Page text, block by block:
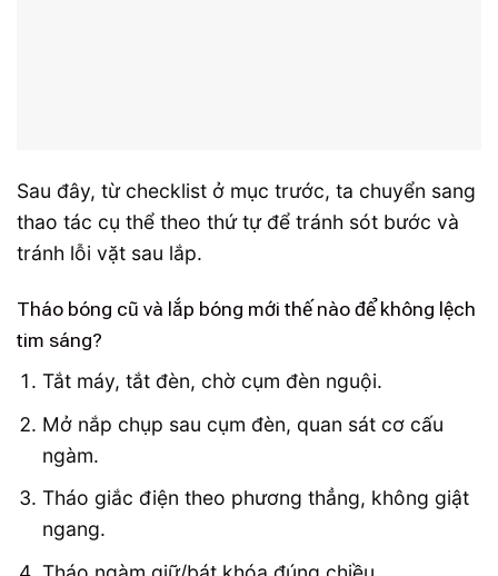
Sau đây, từ checklist ở mục trước, ta chuyển sang
thao tác cụ thể theo thứ tự để tránh sót bước và
tránh lỗi vặt sau lắp.
Tháo bóng cũ và lắp bóng mới thế nào để không lệch
tim sáng?
Tắt máy, tắt đèn, chờ cụm đèn nguội.
Mở nắp chụp sau cụm đèn, quan sát cơ cấu
ngàm.
Tháo giắc điện theo phương thẳng, không giật
ngang.